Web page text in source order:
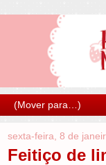
sexta-feira, 8 de
Feitiço de